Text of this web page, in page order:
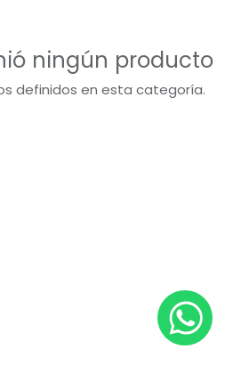
ningún producto
definidos en esta categoría.